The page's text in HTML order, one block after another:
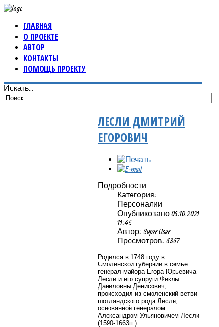
ГЛАВНАЯ
О ПРОЕКТЕ
АВТОР
КОНТАКТЫ
ПОМОЩЬ ПРОЕКТУ
Искать...
ЛЕСЛИ ДМИТРИЙ
ЕГОРОВИЧ
Подробности
Категория:
Персоналии
Опубликовано 06.10.2021
11:45
Автор: Super User
Просмотров: 6367
Родился в 1748 году в
Смоленской губернии в семье
генерал-майора Егора Юрьевича
Лесли и его супруги Феклы
Даниловны Денисович,
происходил из смоленский ветви
шотландского рода Лесли,
основанной генералом
Александром Ульяновичем Лесли
(1590-1663гг.).